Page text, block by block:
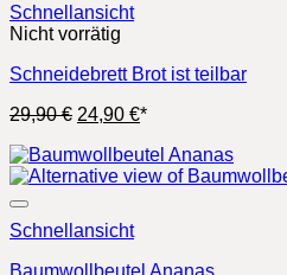
Schnellansicht
Nicht vorrätig
Schneidebrett Brot ist teilbar
29,90€ Ursprünglicher
war:
29,90 €
24,90 €Aktueller
ist:
24,90 €.
*
Schnellansicht
Baumwollbeutel Ananas